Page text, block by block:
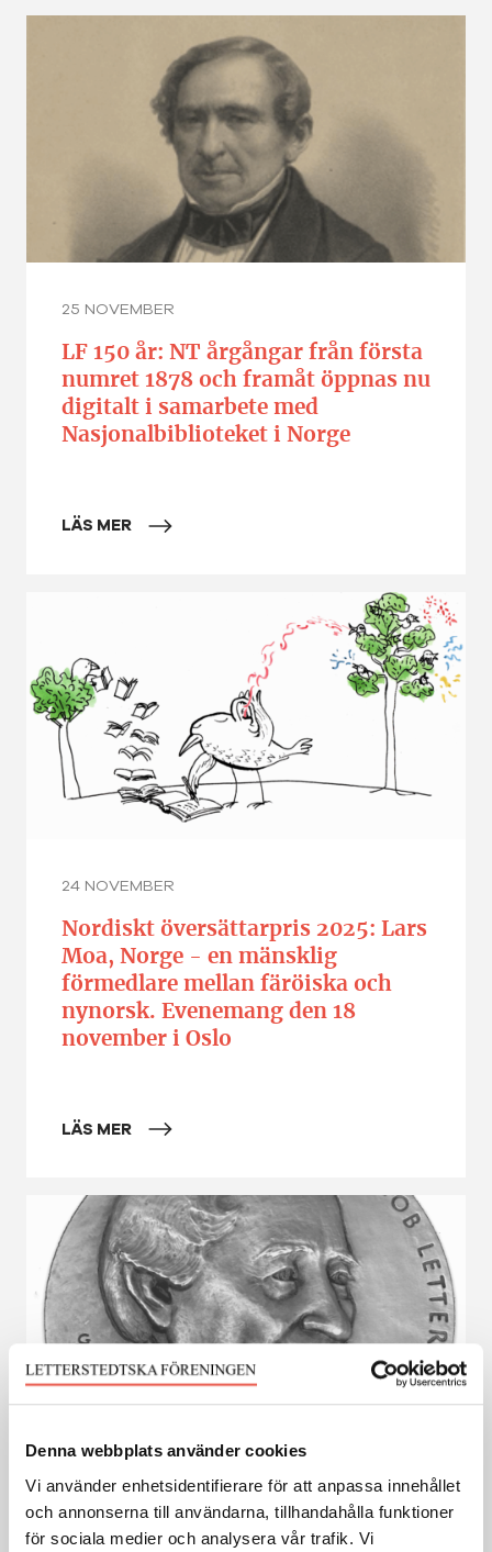
Denna webbplats använder cookies
Vi använder enhetsidentifierare för att anpassa innehållet
och annonserna till användarna, tillhandahålla funktioner
för sociala medier och analysera vår trafik. Vi
25 NOVEMBER
LF 150 år: NT årgångar från första
numret 1878 och framåt öppnas nu
digitalt i samarbete med
Nasjonalbiblioteket i Norge
LÄS MER
24 NOVEMBER
Nordiskt översättarpris 2025: Lars
Moa, Norge - en mänsklig
förmedlare mellan färöiska och
nynorsk. Evenemang den 18
november i Oslo
LÄS MER
24 NOVEMBER
Letterstedt-medaljen 2025: Britt